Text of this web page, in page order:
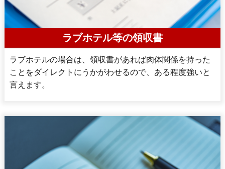
ラブホテル等の領収書
ラブホテルの場合は、領収書があれば肉体関係を持った
ことをダイレクトにうかがわせるので、ある程度強いと
言えます。